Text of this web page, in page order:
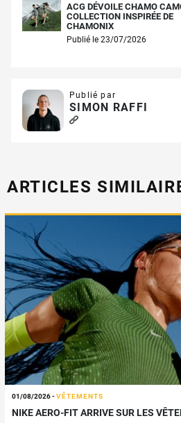
ACG DÉVOILE CHAMO
COLLECTION INSPIRÉE DE
CHAMONIX
Publié le 23/07/2026
Publié par
SIMON RAFFI
ARTICLES
01/08/2026-VÊTEMENTS
NIKE AERO-FIT ARRIVE SUR LES